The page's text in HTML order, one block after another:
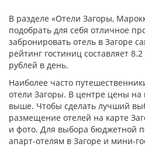
В разделе «Отели Загоры,
подобрать для себя отличное
забронировать отель в Загоре
рейтинг гостиниц составляет
рублей в день.
Наиболее часто
отели Загоры. В центре цены на
выше. Чтобы сделать лучший
размещение отелей на карте
и фото. Для выбора бюджетной
апарт-отелям в Загоре и мини-